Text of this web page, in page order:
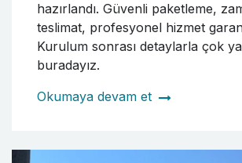
hazırlandı. Güvenli paketleme,
teslimat, profesyonel hizmet
Kurulum sonrası detaylarla çok
buradayız.
Okumaya devam et